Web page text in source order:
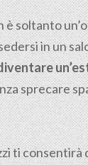
soltanto
in un
sprecare
ti consentirà